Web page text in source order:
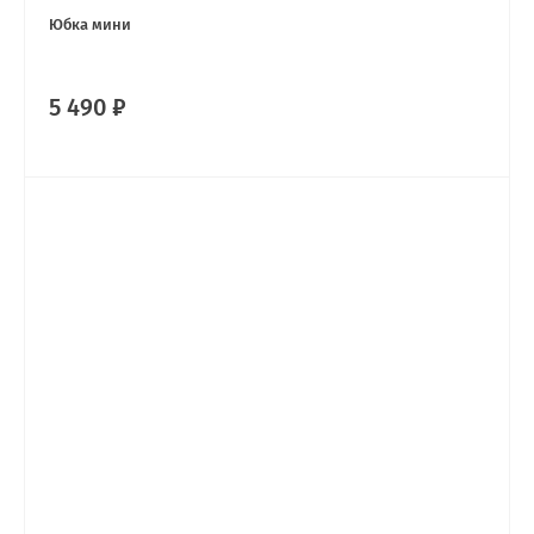
Юбка мини
5 490 ₽